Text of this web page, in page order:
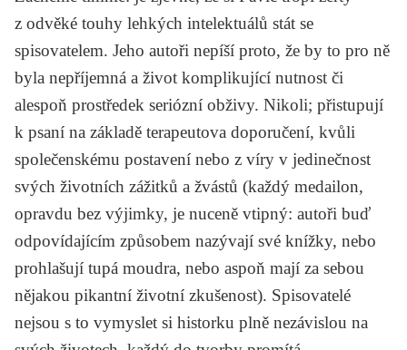
z odvěké touhy lehkých intelektuálů stát se
spisovatelem. Jeho autoři nepíší proto, že by to pro ně
byla nepříjemná a život komplikující nutnost či
alespoň prostředek seriózní obživy. Nikoli; přistupují
k psaní na základě terapeutova doporučení, kvůli
společenskému postavení nebo z víry v jedinečnost
svých životních zážitků a žvástů (každý medailon,
opravdu bez výjimky, je nuceně vtipný: autoři buď
odpovídajícím způsobem nazývají své knížky, nebo
prohlašují tupá moudra, nebo aspoň mají za sebou
nějakou pikantní životní zkušenost). Spisovatelé
nejsou s to vymyslet si historku plně nezávislou na